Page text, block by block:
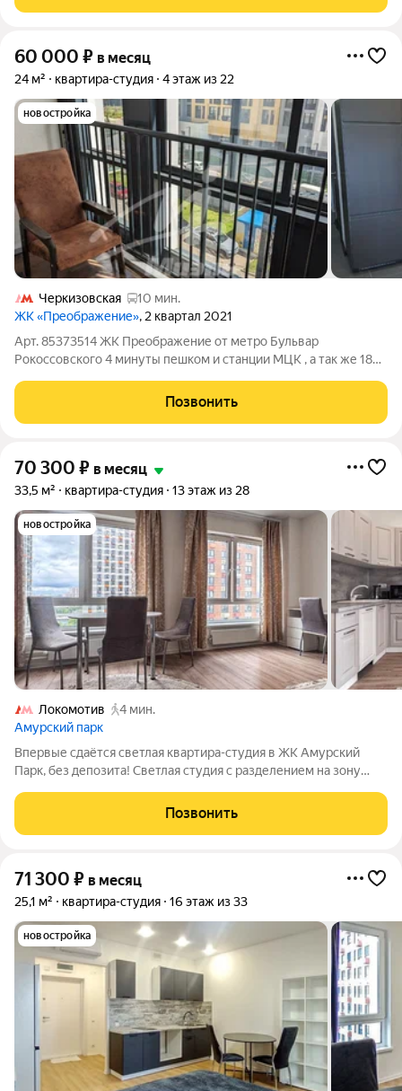
60 000 ₽ в месяц
24 м² квартира-студия 4 этаж из 22
новостройка
Черкизовская
10 мин.
ЖК «Преображение», 2 квартал 2021
Арт. 85373514 ЖК Преображение от метро Бульвар
Рокоссовского 4 минуты пешком и станции МЦК , а так же 18
метро. Сдаётся впервые. Встроенный кухонный гарнитур со
всей необходимой техникой. Есть
Позвонить
70 300 ₽ в месяц
33,5 м² квартира-студия 13 этаж из 28
новостройка
Локомотив
4 мин.
Амурский парк
Впервые сдаётся светлая квартира-студия в ЖК Амурский
Парк, без депозита! Светлая студия с разделением на зону
Есть кладовка. Выполнен качественный евроремонт в светлых
тонах, полы - плитка и
Позвонить
71 300 ₽ в месяц
25,1 м² квартира-студия 16 этаж из 33
новостройка